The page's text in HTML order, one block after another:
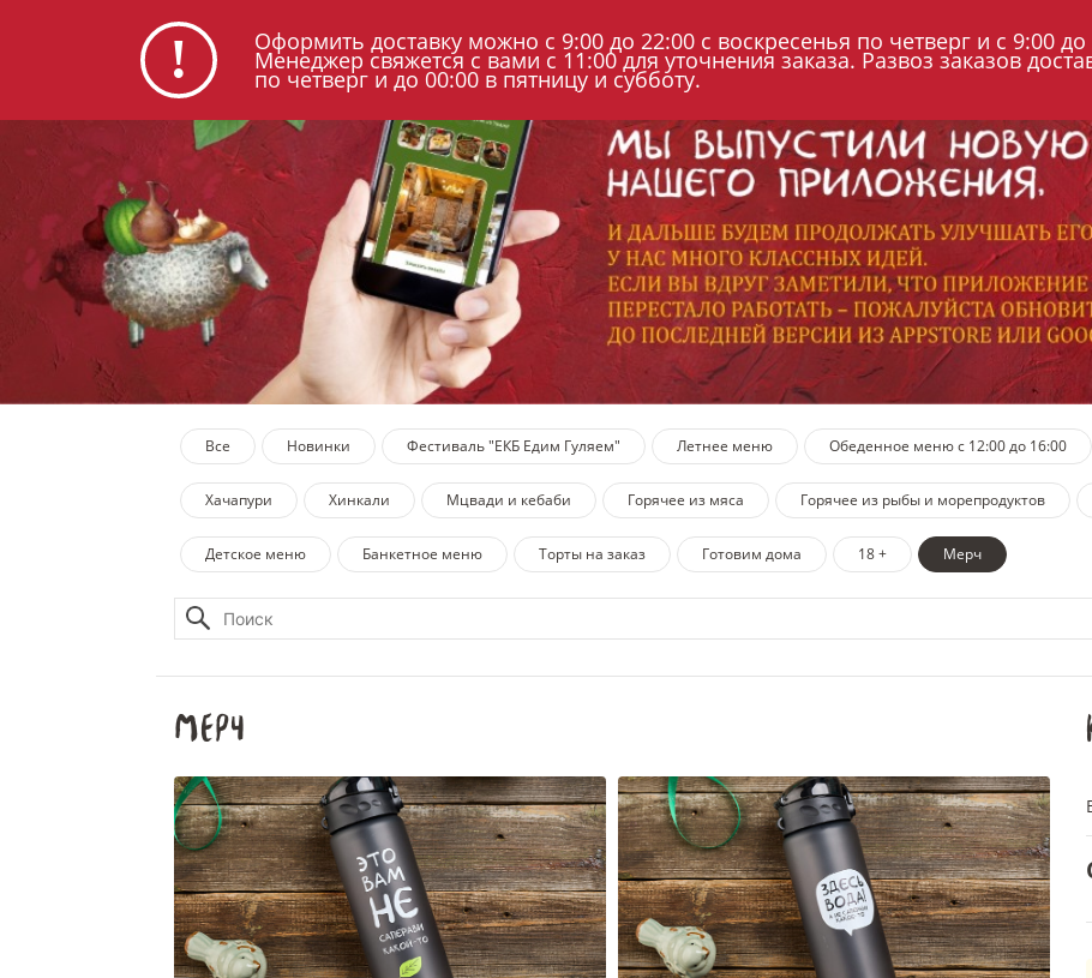
Оформить доставку можно с 9:00 до 22:00 с воскресенья по четверг и с 9:00 до
Менеджер свяжется с вами с 11:00 для уточнения заказа. Развоз заказов
по четверг и до 00:00 в пятницу и субботу.
+7 (343) 301-02-06 О РЕСТОРАНЕ МЕНЮ И ДОСТАВКА БАНКЕТ НОВОСТИ И
Все Новинки Фестиваль "ЕКБ Едим Гуляем" Летнее меню Обеденное меню с 12:00 до 16:00
Хачапури Хинкали Мцвади и кебаби Горячее из мяса Горячее из рыбы и морепродуктов
Детское меню Банкетное меню Торты на заказ Готовим дома 18 + Мерч
Мерч